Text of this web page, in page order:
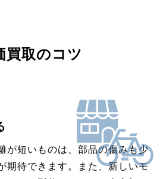
買取のコツ
が短いものは、部品の傷みも少
期待できます。また、新しいモ